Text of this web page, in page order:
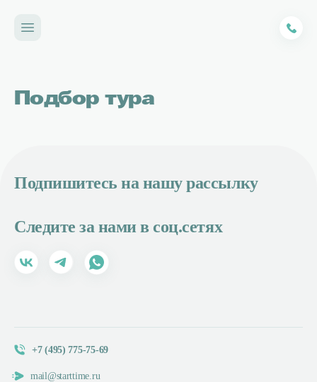
Подбор тура
Подпишитесь на нашу рассылку
Следите за нами в соц.сетях
+7 (495) 775-75-69
mail@starttime.ru